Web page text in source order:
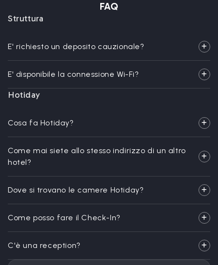
FAQ
Struttura
E' richiesto un deposito cauzionale?
E' disponibile la connessione Wi-Fi?
Hotiday
Cosa fa Hotiday?
Come mai siete allo stesso indirizzo di un altro
hotel?
Dove si trovano le camere Hotiday?
Come posso fare il Check-In?
C'è una reception?